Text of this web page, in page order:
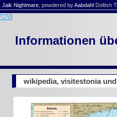
Jaik Nightmare , powdered byAabdahl Doltish
Informationen
wikipedia, visitestonia